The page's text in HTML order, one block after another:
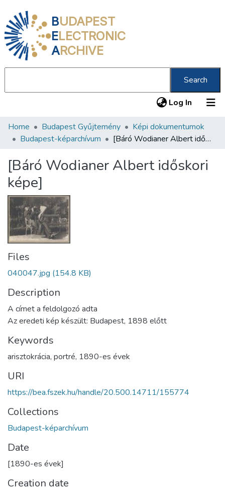
BUDAPEST
ELECTRONIC
ARCHIVE
Search
Log In (current)
Communities & Collections
Statistics
About us
Home Budapest Gyűjtemény
Képi dokumentumok
Budapest-képarchívum
[Báró Wodianer Albert időskori képe]
[Báró Wodianer Albert időskori
képe]
Files
040047.jpg (154.8 KB)
Description
A címet a feldolgozó adta
Az eredeti kép készült: Budapest, 1898 előtt
Keywords
arisztokrácia, portré, 1890-es évek
URI
https://bea.fszek.hu/handle/20.500.14711/155774
Collections
Budapest-képarchívum
Date
[1890-es évek]
Creation date